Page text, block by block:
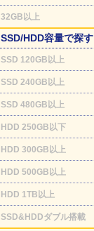
32GB以上
SSD/HDD容量で探す
SSD 120GB以上
SSD 240GB以上
SSD 480GB以上
HDD 250GB以下
HDD 300GB以上
HDD 500GB以上
HDD 1TB以上
SSD&HDDダブル搭載